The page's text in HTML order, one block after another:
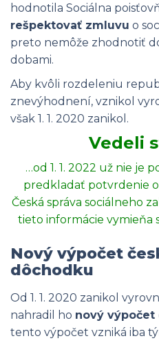
hodnotila Sociálna
rešpektovať zmluvu o
preto nemôže zhodnotiť
dobami.
Aby kvôli rozdeleniu
znevýhodnení, vznikol
však 1. 1. 2020 zanikol.
Vedeli
…od 1. 1. 2022 už nie je
predkladať potvrdenie
Česká správa sociálneho
tieto informácie vymieňa
Nový výpočet
dôchodku
Od 1. 1. 2020 zanikol
nahradil ho nový výpočet
tento výpočet vzniká iba